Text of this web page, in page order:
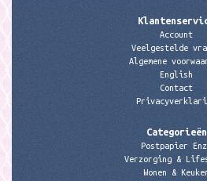
Account
Veelgestelde
Algemene
English
Contact
Categorieën
Postpapier
Verzorging &
Wonen &